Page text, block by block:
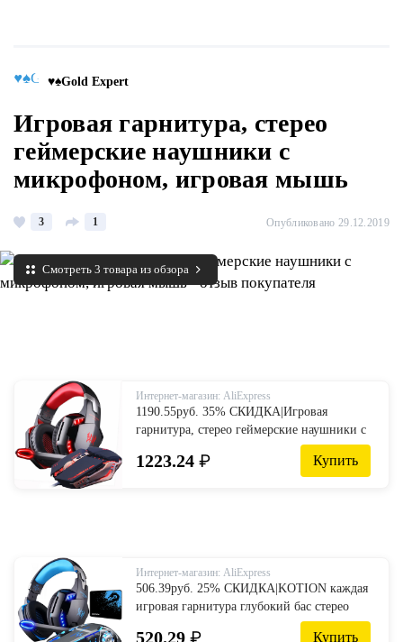
♥♠Gold Expert
Игровая гарнитура, стерео
геймерские наушники с
микрофоном, игровая мышь
3 1 Опубликовано 29.12.2019
Смотреть 3 товара из обзора
Интернет-магазин: AliExpress
1190.55руб. 35% СКИДКА|Игровая
гарнитура, стерео геймерские наушники с
микрофоном, наушники + игровая мышь,
4000 dpi, регулируемые геймерские мыши,
1223.24 ₽ Купить
Интернет-магазин: AliExpress
506.39руб. 25% СКИДКА|KOTION каждая
игровая гарнитура глубокий бас стерео
игровые наушники с микрофоном
520.29 ₽ Купить